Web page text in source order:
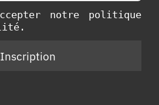
notre politique